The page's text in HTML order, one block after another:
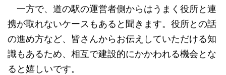
一方で、道の駅の運営者側からはうまく役所と連
携が取れないケースもあると聞きます。役所との話
の進め方など、皆さんからお伝えしていただける知
識もあるため、相互で建設的にかかわれる機会とな
ると嬉しいです。